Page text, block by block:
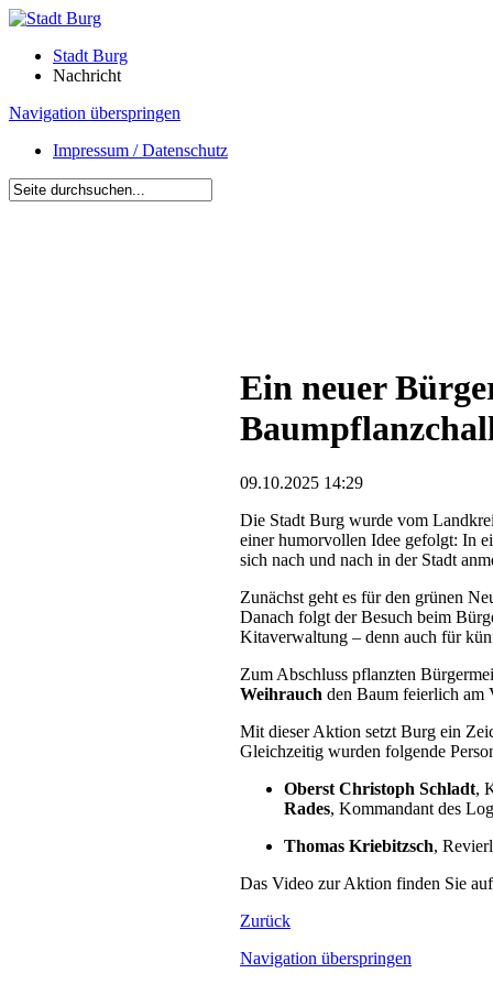
Stadt Burg
Nachricht
Navigation überspringen
Impressum / Datenschutz
Ein neuer
09.10.2025 14:29
Die Stadt Burg wurde vom
einer humorvollen Idee gefolgt: In
sich nach und nach in der Stadt
Zunächst geht es für den grünen
Danach folgt der Besuch beim
Kitaverwaltung – denn auch für
Zum Abschluss pflanzten
Weihrauch den Baum feierlich am
Mit dieser Aktion setzt Burg ein
Gleichzeitig wurden folgende
Oberst Christoph Schladt,
Rades, Kommandant des
Thomas Kriebitzsch,
Das Video zur Aktion finden Sie
Zurück
Navigation überspringen